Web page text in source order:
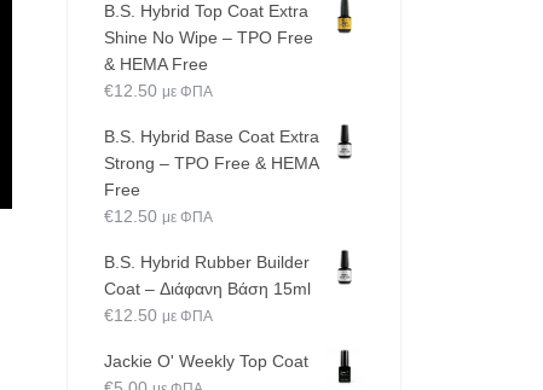
B.S. Hybrid Top Coat Extra
Shine No Wipe – TPO Free
& HEMA Free
€12.50 με ΦΠΑ
B.S. Hybrid Base Coat Extra
Strong – TPO Free & HEMA
Free
€12.50 με ΦΠΑ
B.S. Hybrid Rubber Builder
Coat – Διάφανη Βάση 15ml
€12.50 με ΦΠΑ
Jackie O' Weekly Top Coat